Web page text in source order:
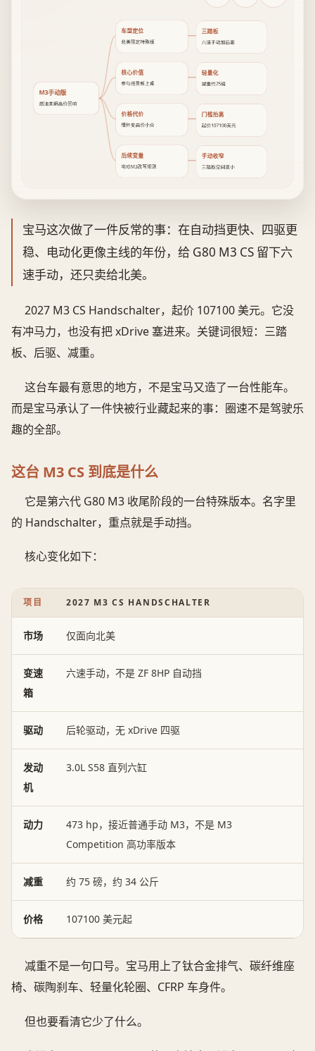
M3手动版
燃油末期高价回响
车型定位
北美限定特殊版
三踏板
六速手动加后驱
核心价值
参与感重新上桌
轻量化
减重约75磅
价格代价
情怀变高价小众
门槛抬高
起价107100美元
后续变量
电动M3改写规则
手动收窄
三踏板空间变小
宝马这次做了一件反常的事：在自动挡更快、四驱更
稳、电动化更像主线的年份，给 G80 M3 CS 留下六
速手动，还只卖给北美。
2027 M3 CS Handschalter，起价 107100 美元。它没
有冲马力，也没有把 xDrive 塞进来。关键词很短：三踏
板、后驱、减重。
这台车最有意思的地方，不是宝马又造了一台性能车。
而是宝马承认了一件快被行业藏起来的事：圈速不是驾驶乐
趣的全部。
这台 M3 CS 到底是什么
它是第六代 G80 M3 收尾阶段的一台特殊版本。名字里
的 Handschalter，重点就是手动挡。
核心变化如下：
项目 2027 M3 CS HANDSCHALTER
市场 仅面向北美
变速
箱
六速手动，不是 ZF 8HP 自动挡
驱动 后轮驱动，无 xDrive 四驱
发动
机
3.0L S58 直列六缸
动力
473 hp，接近普通手动 M3，不是 M3
Competition 高功率版本
减重 约 75 磅，约 34 公斤
价格 107100 美元起
减重不是一句口号。宝马用上了钛合金排气、碳纤维座
椅、碳陶刹车、轻量化轮圈、CFRP 车身件。
但也要看清它少了什么。